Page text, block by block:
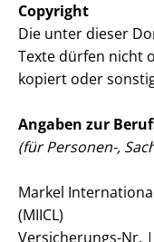
Copyright
Die unter dieser
Texte dürfen nicht
kopiert oder
Angaben zur
(für Personen-,
Markel
(MIICL)
Versicherungs-Nr.